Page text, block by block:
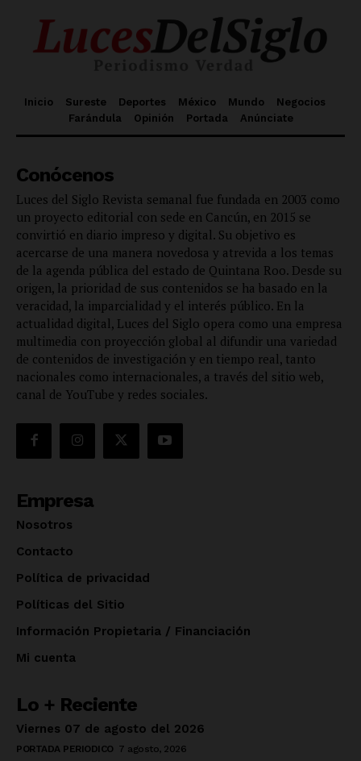
Inicio Sureste Deportes México Mundo
Negocios
Farándula
Opinión Portada Anúnciate
Conócenos
Luces del Siglo Revista semanal fue fundada en 2003 como
un proyecto editorial con sede en Cancún, en 2015 se
convirtió en diario impreso y digital. Su objetivo es
acercarse de una manera novedosa y atrevida a los temas
de la agenda pública del estado de Quintana Roo. Desde su
origen, la prioridad de sus contenidos se ha basado en la
veracidad, la imparcialidad y el interés público. En la
actualidad digital, Luces del Siglo opera como una empresa
multimedia con proyección global al difundir una variedad
de contenidos de investigación y en tiempo real, tanto
nacionales como internacionales, a través del sitio web,
canal de YouTube y redes sociales.
Empresa
Nosotros
Contacto
Política de privacidad
Políticas del Sitio
Información Propietaria / Financiación
Mi cuenta
Lo + Reciente
Viernes 07 de agosto del 2026
PORTADA PERIODICO 7 agosto, 2026